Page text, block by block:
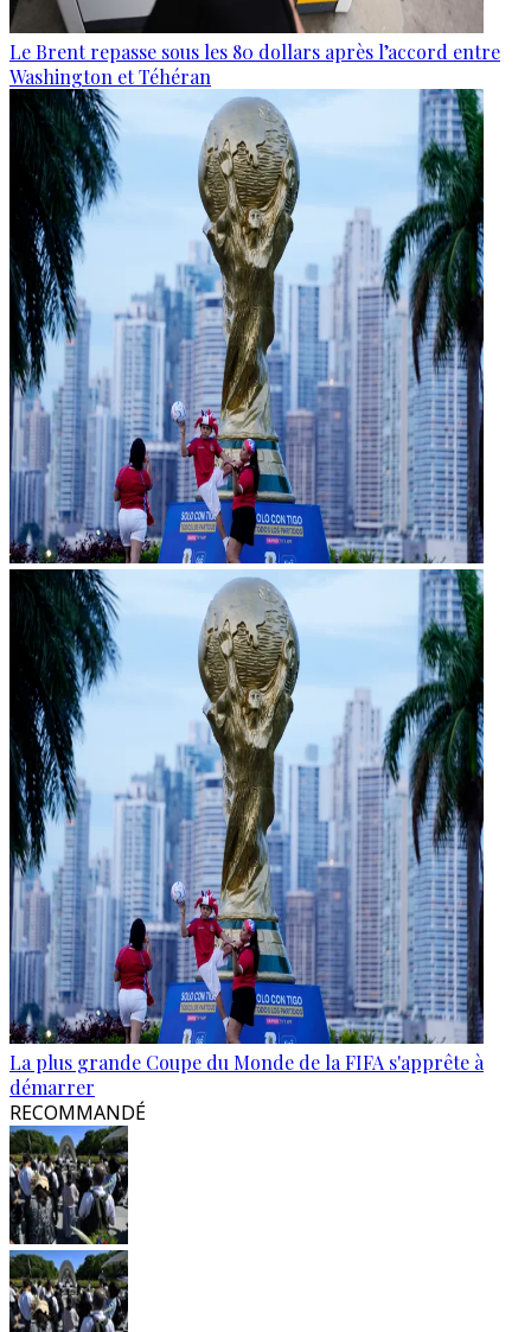
Le Brent repasse sous les 80 dollars après l’accord entre
Washington et Téhéran
La plus grande Coupe du Monde de la FIFA s'apprête à
démarrer
RECOMMANDÉ